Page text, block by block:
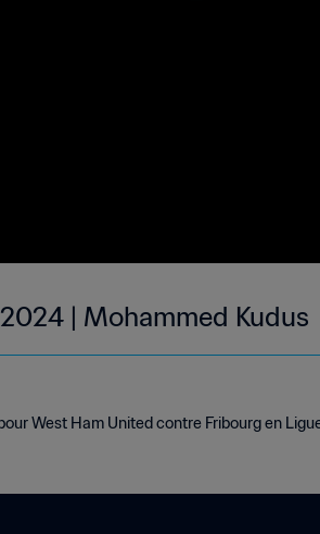
| Mohammed Kudus
West Ham United contre Fribourg en